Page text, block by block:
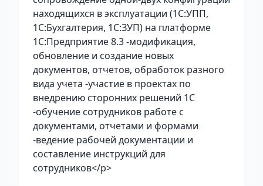
находящихся в эксплуатации (1С:УПП,
1С:Бухгалтерия, 1С:ЗУП) на платформе
1С:Предприятие 8.3 -модификация,
обновление и создание новых
документов, отчетов, обработок разного
вида учета -участие в проектах по
внедрению сторонних решений 1С
-обучение сотрудников работе с
документами, отчетами и формами
-ведение рабочей документации и
составление инструкций для
сотрудников</p>